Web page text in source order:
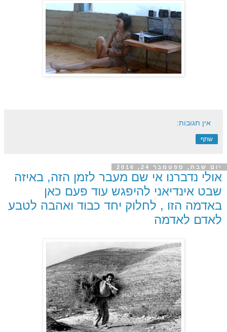
אין תגובות:
שתף
יום שבת, ספטמבר 24, 2016
אולי נדברנו אי שם מעבר לזמן הזה, באיזה
שבט אינדיאני להיפגש עוד פעם כאן
באדמה הזו , לחלוק יחד כבוד ואהבה לטבע
לאדם לאדמה